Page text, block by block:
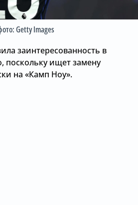
Getty Images
заинтересованность в
поскольку ищет замену
на «Камп Ноу».